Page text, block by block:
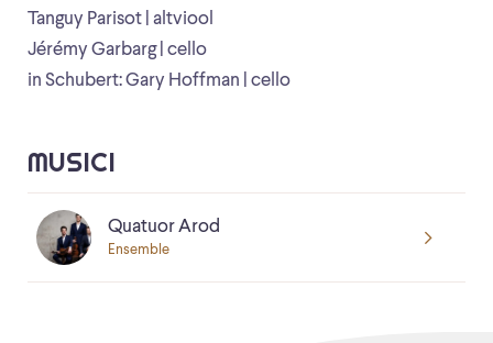
Tanguy Parisot | altviool
Jérémy Garbarg | cello
in Schubert: Gary Hoffman | cello
MUSICI
Quatuor Arod
Ensemble